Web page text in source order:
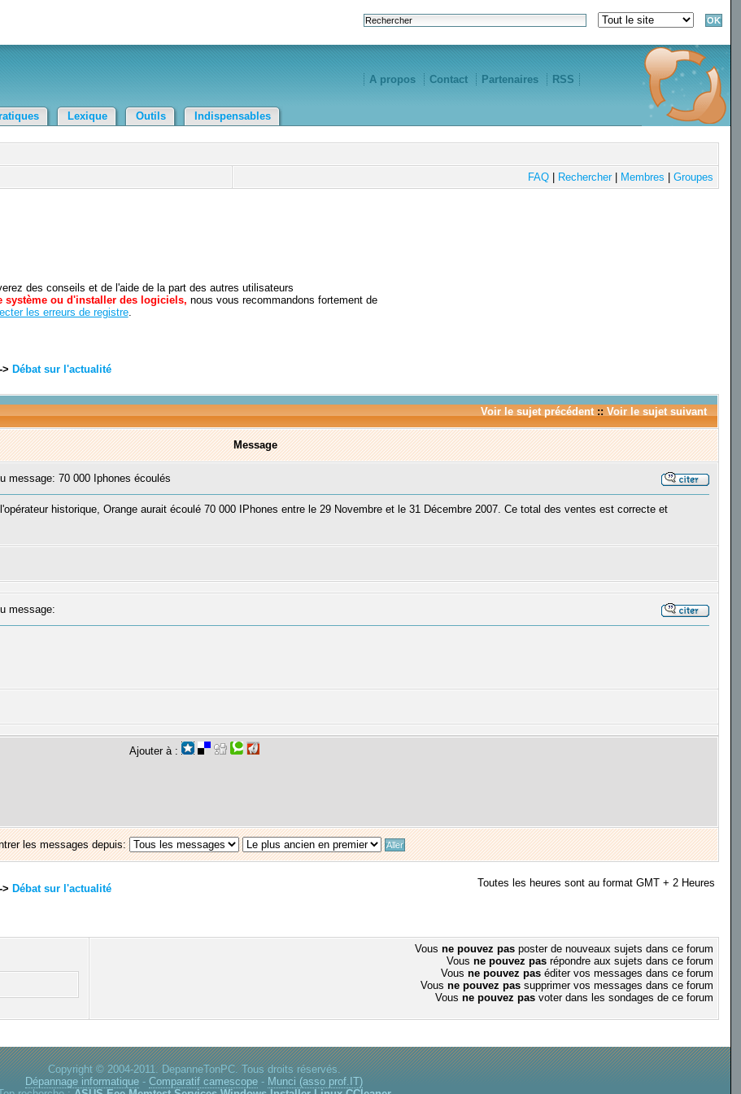
A propos Contact Partenaires RSS
Lexique Outils Indispensables
FAQ| Rechercher| Membres Groupes
des conseils et de l'aide de la part des autres utilisateurs
système ou d'installer des logiciels, nous vous recommandons fortement de
les erreurs de registre.
-> Débat sur l'actualité
Voir le sujet précédent:: Voir le sujet suivant
Message
message: 70 000 Iphones écoulés
historique, Orange aurait écoulé 70 000 IPhones entre le 29 Novembre et le 31 Décembre 2007. Ce total des ventes est correcte et
message:
Ajouter à :
les messages depuis:
-> Débat sur l'actualité Toutes les heures sont au format GMT + 2 Heures
Vous ne pouvez pasposter de nouveaux sujets dans ce forum
Vous ne pouvez pasrépondre aux sujets dans ce forum
Vous ne pouvez paséditer vos messages dans ce forum
Vous ne pouvez passupprimer vos messages dans ce forum
Vous ne pouvez pasvoter dans les sondages de ce forum
Copyright © 2004-2011. DepanneTonPC. Tous droits réservés.
Dépannage informatique -Comparatif camescope - Munci (asso prof.IT)